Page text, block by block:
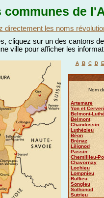
communes de
directement les noms
cliquez sur un des cantons
ville pour afficher les
A B C D E
Nom
Artemare
Yon et
Belmont-
Belmont
Chandossin
Luthézieu
Béon
Brénaz
Lilignod
Passin
Chemillieu-
Chavornay
Lochieu
Lompnieu
Ruffieu
Songieu
Sothonod
Sutrieu